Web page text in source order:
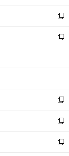
開
く
ウ
で
開
く
ン
ド
ウ
で
ウ
ィ
ン
ド
開
新
し
い
ン
ウ
で
開
く
新
ウ
ン
ド
ウ
で
開
く
新
し
い
ウ
ィ
ン
新
し
い
ウ
新
し